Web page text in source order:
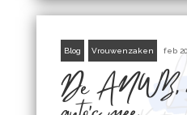
Blog Vrouwenzaken feb
De ANWB,